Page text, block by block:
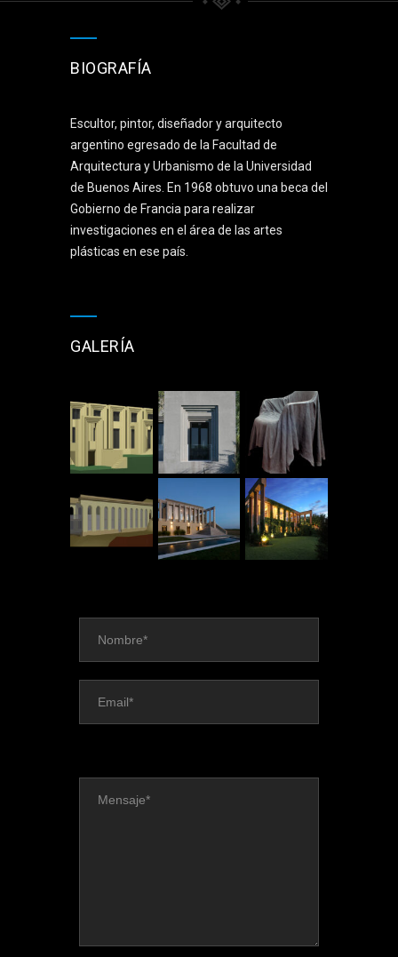
BIOGRAFÍA
Escultor, pintor, diseñador y arquitecto
argentino egresado de la Facultad de
Arquitectura y Urbanismo de la Universidad
de Buenos Aires. En 1968 obtuvo una beca del
Gobierno de Francia para realizar
investigaciones en el área de las artes
plásticas en ese país.
GALERÍA